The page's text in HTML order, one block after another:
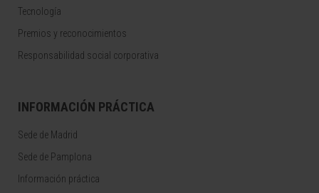
Tecnología
Premios y reconocimientos
Responsabilidad social corporativa
INFORMACIÓN PRÁCTICA
Sede de Madrid
Sede de Pamplona
Información práctica